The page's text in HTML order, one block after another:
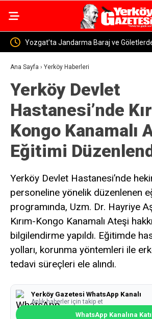
Yerköy-Kayseri YHT’de Kritik Eşik
Uraloğlu: İşin Yarısını Tamamladık
Ana Sayfa › Yerköy Haberleri
Yerköy Devlet
Hastanesi’nde
Kongo Kanamalı
Eğitimi
Yerköy Devlet Hastanesi’nde
personeline yönelik düzenlenen
programında, Uzm. Dr. Hayriye
Kırım-Kongo Kanamalı Ateşi
bilgilendirme yapıldı. Eğitimde
yolları, korunma yöntemleri ile
tedavi süreçleri ele alındı.
Yerköy Gazetesi WhatsApp Kanalı
Anlık haberler için takip et
WhatsApp Kanalına